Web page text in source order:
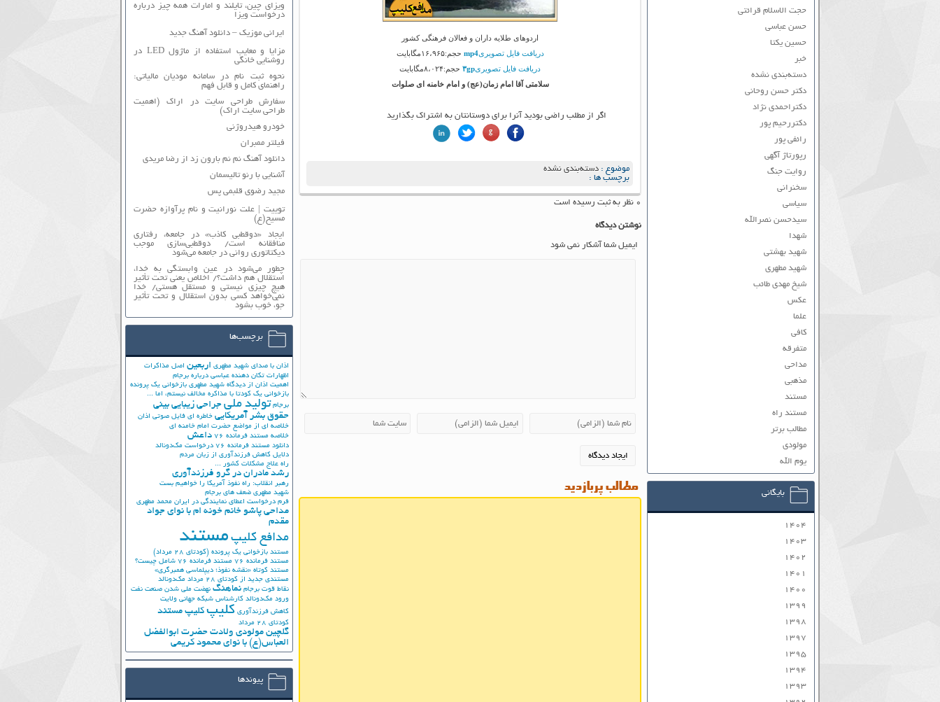
اردوهای طلایه داران و فعالان فرهنگی کشور
دریافت فایل تصویریmp4 حجم:۱۶،۹۶۵مگابایت
دریافت فایل تصویری۳gp حجم:۸،۰۲۴مگابایت
سلامتی آقا امام زمان(عج) و امام خامنه ای صلوات
اگر از مطلب راضی بودید آنرا برای دوستانتان به اشتراک بگذارید
موضوع : دسته‌بندی نشده
برچسب ها :
۰ نظر به ثبت رسیده است
نوشتن دیدگاه
ایمیل شما آشکار نمی شود
مطالب پربازدید
حجت الاسلام قرائتی
حسن عباسی
حسین یکتا
خبر
دسته‌بندی نشده
دکتر حسن روحانی
دکتراحمدی نژاد
دکتررحیم پور
رائفی پور
رپورتاژ آگهی
روایت جنگ
سخنرانی
سیاسی
سیدحسن نصرالله
شهدا
شهید بهشتی
شهید مطهری
شیخ مهدی طائب
عکس
علما
کافی
متفرقه
مداحی
مذهبی
مستند
مستند راه
مطالب برتر
مولودی
یوم الله
بایگانی
۱۴۰۴
۱۴۰۳
۱۴۰۲
۱۴۰۱
۱۴۰۰
۱۳۹۹
۱۳۹۸
۱۳۹۷
۱۳۹۵
۱۳۹۴
۱۳۹۳
ویزای چین، تایلند و امارات همه چیز درباره
درخواست ویزا
ایرانی موزیک – دانلود آهنگ جدید
مزایا و معایب استفاده از ماژول LED در
روشنایی خانگی
نحوه ثبت نام در سامانه مودیان مالیاتی:
راهنمای کامل و قابل فهم
سفارش طراحی سایت در اراک (اهمیت
طراحی سایت اراک)
خودرو هیدروژنی
فیلتر ممبران
دانلود آهنگ نم نم بارون زد از رضا مریدی
آشنایی با رنو تالیسمان
مجید رضوی قلبمی پس
توییت | علت نورانیت و نام پرآوازه حضرت
مسیح(ع)
ایجاد «دوقطبی کاذب» در جامعه، رفتاری
منافقانه است/ دوقطبی‌سازی موجب
دیکتاتوری روانی در جامعه می‌شود
چطور می‌شود در عین وابستگی به خدا،
استقلال هم داشت؟/ اخلاص یعنی تحت تأثیر
هیچ چیزی نیستی و مستقل هستی/ خدا
نمی‌خواهد کسی بدون استقلال و تحت تأثیر
جوّ، خوب بشود
برچسب‌ها
اذان با صدای شهید مطهری اربعین اصل مذاکرات
اظهارات تکان دهنده عباسی درباره برجام
اهمیت اذان از دیدگاه شهید مطهری بازخوانی یک پرونده
بازخوانی یک کودتا با مذاکره مخالف نیستم، اما ...
برجام تولید ملی جراحی زیبایی بینی
حقوق بشر آمریکایی خاطره ای فایل صوتی اذان
خلاصه ای از مواضع حضرت امام خامنه ای
خلاصه مستند فرمانده 76
داعش
دانلود مستند فرمانده 76
درخواست مک‌دونالد
دلایل کاهش فرزندآوری از زبان مردم
راه علاج مشکلات کشور ...
رشد مادران در گرو فرزندآوری
رهبر انقلاب: راه نفوذ آمریکا را خواهیم بست
شهید مطهری ضعف های برجام
فرم درخواست اعطای نمایندگی در ایران محمد مطهری
مداحی پاشو خانم خونه ام با نوای جواد
مقدم
مدافع کلیپ مستند
مستند بازخوانی یک پرونده (کودتای 28 مرداد)
مستند فرمانده 76
مستند فرمانده 76 شامل چیست؟
مستند کوتاه «نقشه نفوذ؛ دیپلماسی همبرگری»
مستندی جدید از کودتای 28 مرداد
مک‌دونالد
نقاط قوت برجام نماهنگ نهضت ملي شدن صنعت نفت
ورود مک‌دونالد کارشناس شبکه جهانی ولایت
کاهش فرزندآوری کلیپ کلیپ مستند
کودتای 28 مرداد
گلچین مولودی ولادت حضرت ابوالفضل
العباس(ع) با نوای محمود کریمی
پیوندها